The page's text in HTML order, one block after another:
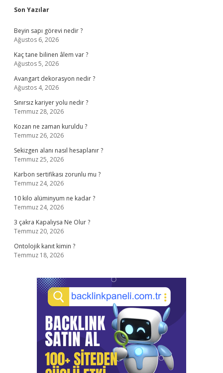
Sidebar
Son Yazılar
Beyin sapı görevi nedir ?
Ağustos 6, 2026
Kaç tane bilinen âlem var ?
Ağustos 5, 2026
Avangart dekorasyon nedir ?
Ağustos 4, 2026
Sınırsız kariyer yolu nedir ?
Temmuz 28, 2026
Kozan ne zaman kuruldu ?
Temmuz 26, 2026
Sekizgen alanı nasıl hesaplanır ?
Temmuz 25, 2026
Karbon sertifikası zorunlu mu ?
Temmuz 24, 2026
10 kilo alüminyum ne kadar ?
Temmuz 24, 2026
3 çakra Kapalıysa Ne Olur ?
Temmuz 20, 2026
Ontolojik kanıt kimin ?
Temmuz 18, 2026